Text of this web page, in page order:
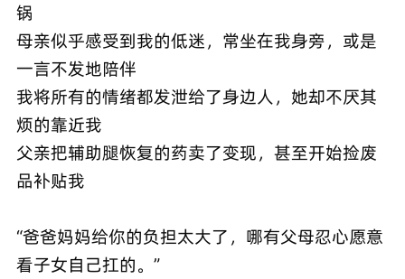
锅
母亲似乎感受到我的低迷，常坐在我身旁，或是
一言不发地陪伴
我将所有的情绪都发泄给了身边人，她却不厌其
烦的靠近我
父亲把辅助腿恢复的药卖了变现，甚至开始捡废
品补贴我
“爸爸妈妈给你的负担太大了，哪有父母忍心愿意
看子女自己扛的。”